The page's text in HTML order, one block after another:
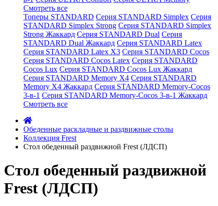
Смотреть все
Топеры STANDARD Серия STANDARD Simplex Серия
STANDARD Simplex Strong Серия STANDARD Simplex
Strong Жаккард Серия STANDARD Dual Серия
STANDARD Dual Жаккард Серия STANDARD Latex
Серия STANDARD Latex X3 Серия STANDARD Cocos
Серия STANDARD Cocos Latex Серия STANDARD
Cocos Lux Серия STANDARD Cocos Lux Жаккард
Серия STANDARD Memory X4 Серия STANDARD
Memory X4 Жаккард Серия STANDARD Memory-Cocos
3-в-1 Серия STANDARD Memory-Cocos 3-в-1 Жаккард
Смотреть все
Обеденные раскладные и раздвижные столы
Коллекция Frest
Стол обеденный раздвижной Frest (ЛДСП)
Стол обеденный раздвижной
Frest (ЛДСП)